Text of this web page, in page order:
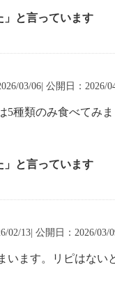
」と言っています
03/06| 公開日：2026/
種類のみ食べてみ
」と言っています
02/13| 公開日：2026/03/
ます。リピはない